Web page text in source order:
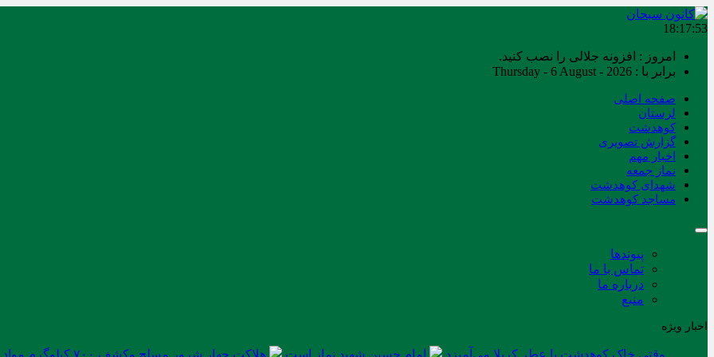
18:17:53
امروز : افزونه جلالی را نصب کنید.
برابر با : Thursday - 6 August - 2026
صفحه اصلی
لرستان
کوهدشت
گزارش تصویری
اخبار مهم
نماز جمعه
شهدای کوهدشت
مساجد کوهدشت
پیوندها
تماس با ما
درباره ما
منبع
اخبار ویژه
وقتی خاک کوهدشت با عطر کربلا می‌آمیزد امام حسین شهید نماز است هلاکت چهار شرور مسلح وکشف ۷۰۰ کیلوگرم مواد مخدر